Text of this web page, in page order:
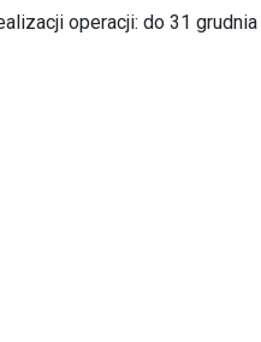
operacji: do 31